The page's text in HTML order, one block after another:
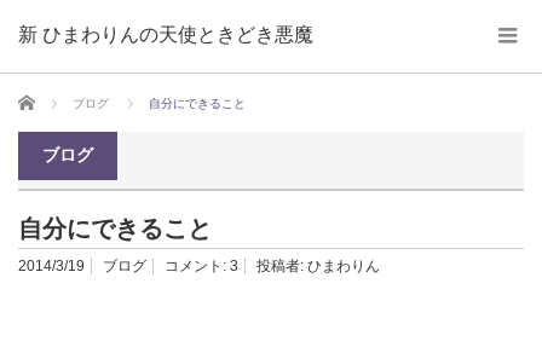
新 ひまわりんの天使ときどき悪魔
ホーム ブログ 自分にできること
ブログ
自分にできること
2014/3/19 ブログ コメント: 3 投稿者: ひまわりん